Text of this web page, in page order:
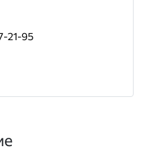
21-95